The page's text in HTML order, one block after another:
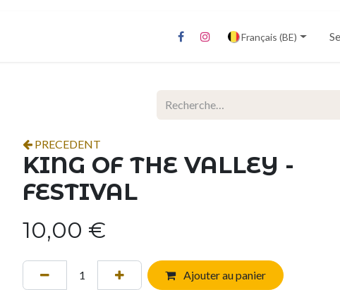
Français (BE)
PRECEDENT
KING OF THE VALLEY -
FESTIVAL
10,00 €
Ajouter au panier